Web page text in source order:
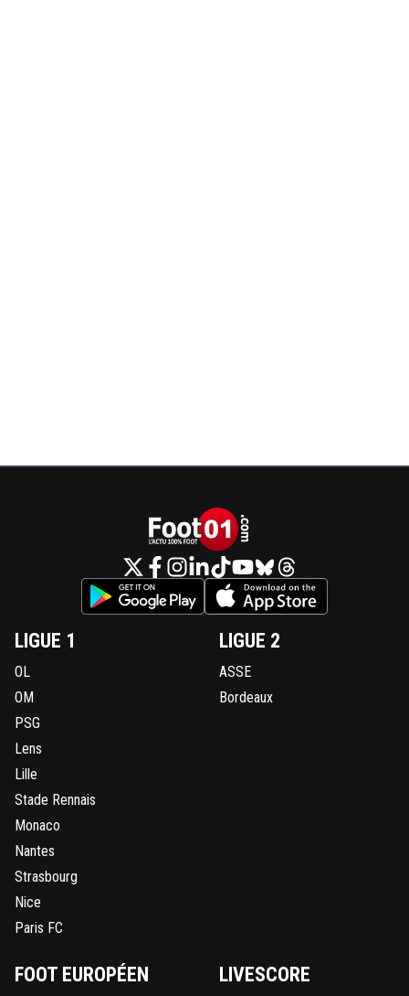
LIGUE 1
OL
OM
PSG
Lens
Lille
Stade Rennais
Monaco
Nantes
Strasbourg
Nice
Paris FC
LIGUE 2
ASSE
Bordeaux
FOOT EUROPÉEN LIVESCORE